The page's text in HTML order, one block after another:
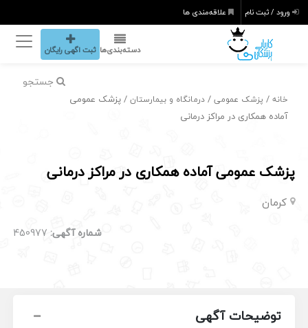
ورود / ثبت نام علاقه‌مندی ها
دسته‌بندی‌ها ثبت اگهی رایگان
جستجو
خانه / پزشک عمومی /درمانگاه و بیمارستان / پزشک عمومی
آماده همکاری در مراکز درمانی
پزشک عمومی آماده همکاری در مراکز درمانی
کرمان
شماره آگهی: 450977
توضیحات آگهی